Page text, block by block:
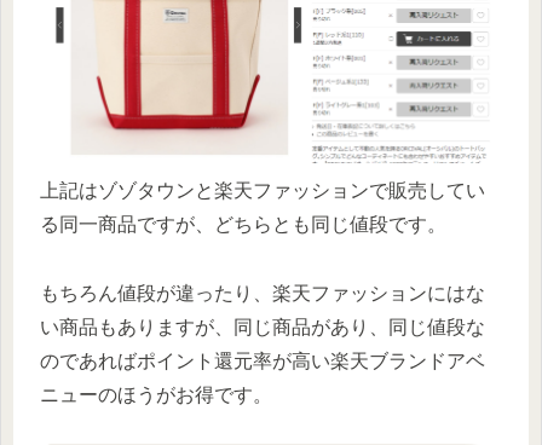
上記はゾゾタウンと楽天ファッションで販売してい
る同一商品ですが、どちらとも同じ値段です。
もちろん値段が違ったり、楽天ファッションにはな
い商品もありますが、同じ商品があり、同じ値段な
のであればポイント還元率が高い楽天ブランドアベ
ニューのほうがお得です。